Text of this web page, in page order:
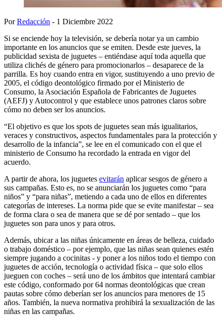
PorRedacción - 1 Diciembre 2022
Si se enciende hoy la televisión, se debería notar ya un cambio
importante en los anuncios que se emiten. Desde este jueves, la
publicidad sexista de juguetes – entiéndase aquí toda aquella que
utiliza clichés de género para promocionarlos – desaparece de la
parrilla. Es hoy cuando entra en vigor, sustituyendo a uno previo de
2005, el código deontológico firmado por el Ministerio de
Consumo, la Asociación Española de Fabricantes de Juguetes
(AEFJ) y Autocontrol y que establece unos patrones claros sobre
cómo no deben ser los anuncios.
“El objetivo es que los spots de juguetes sean más igualitarios,
veraces y constructivos, aspectos fundamentales para la protección y
desarrollo de la infancia”, se lee en el comunicado con el que el
ministerio de Consumo ha recordado la entrada en vigor del
acuerdo.
A partir de ahora, los juguetes evitarán aplicar sesgos de género a
sus campañas. Esto es, no se anunciarán los juguetes como “para
niños” y “para niñas”, metiendo a cada uno de ellos en diferentes
categorías de intereses. La norma pide que se evite manifestar – sea
de forma clara o sea de manera que se dé por sentado – que los
juguetes son para unos y para otros.
Además, ubicar a las niñas únicamente en áreas de belleza, cuidado
o trabajo doméstico – por ejemplo, que las niñas sean quienes estén
siempre jugando a cocinitas - y poner a los niños todo el tiempo con
juguetes de acción, tecnología o actividad física – que solo ellos
jueguen con coches – será uno de los ámbitos que intentará cambiar
este código, conformado por 64 normas deontológicas que crean
pautas sobre cómo deberían ser los anuncios para menores de 15
años. También, la nueva normativa prohibirá la sexualización de las
niñas en las campañas.